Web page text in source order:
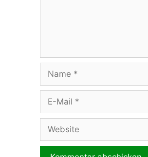
Name
Website